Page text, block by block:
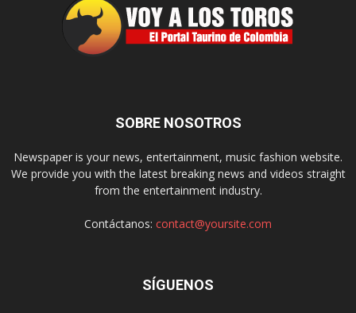
SOBRE NOSOTROS
Newspaper is your news, entertainment, music fashion website.
We provide you with the latest breaking news and videos straight
from the entertainment industry.
Contáctanos: contact@yoursite.com
SÍGUENOS